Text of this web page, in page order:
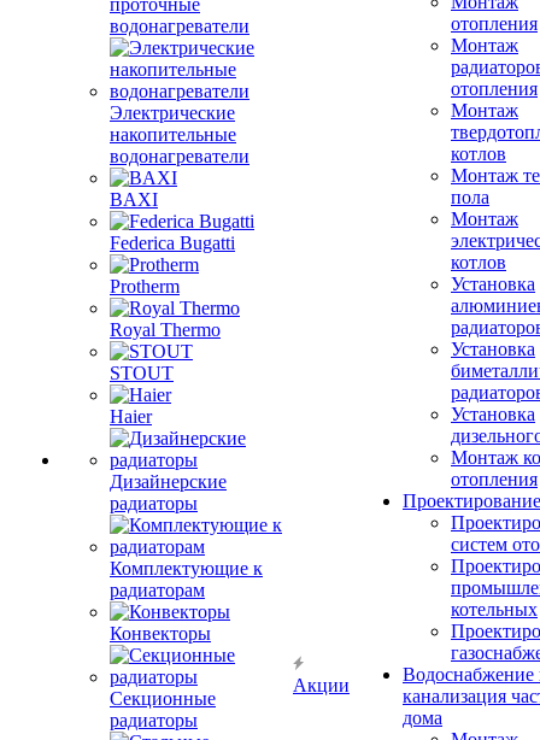
проточные
водонагреватели
Электрические
накопительные
водонагреватели
BAXI
Federica Bugatti
Protherm
Royal Thermo
STOUT
Haier
Дизайнерские
радиаторы
Комплектующие к
радиаторам
Конвекторы
Секционные
радиаторы
Акции
отопления
Монтаж
отопления
Монтаж
котлов
Монтаж
пола
Монтаж
котлов
Установка
Установка
Установка
Монтаж
отопления
Проектирование
систем
котельных
Водоснабжение
канализация
дома